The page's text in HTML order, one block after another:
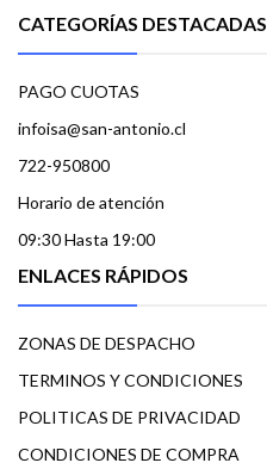
CATEGORÍAS DESTACADAS
PAGO CUOTAS
infoisa@san-antonio.cl
722-950800
Horario de atención
09:30 Hasta 19:00
ENLACES RÁPIDOS
ZONAS DE DESPACHO
TERMINOS Y CONDICIONES
POLITICAS DE PRIVACIDAD
CONDICIONES DE COMPRA